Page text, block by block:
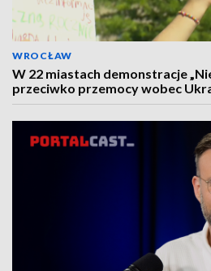
WROCŁAW
W 22 miastach demonstracje
przeciwko przemocy wobec